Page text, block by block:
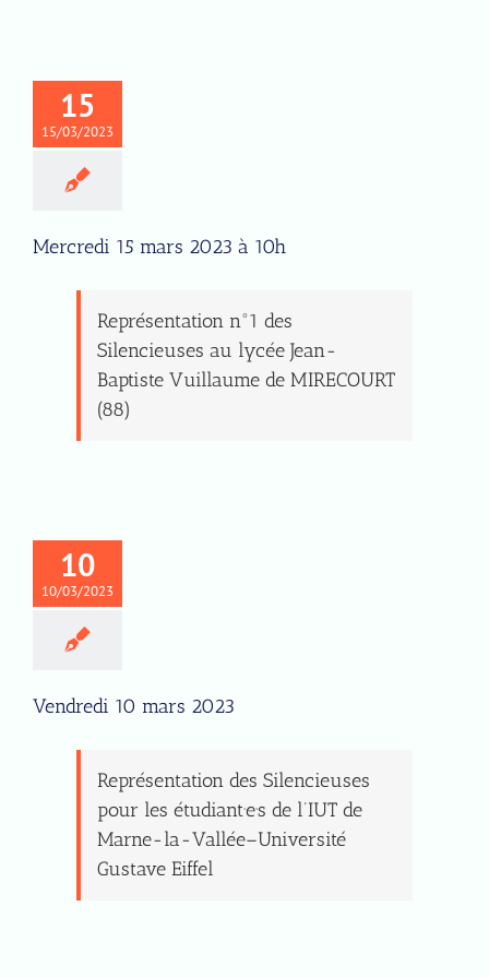
15
15/03/2023
Mercredi 15 mars 2023 à 10h
Représentation n°1 des
Silencieuses au lycée Jean-
Baptiste Vuillaume de MIRECOURT
(88)
10
10/03/2023
Vendredi 10 mars 2023
Représentation des Silencieuses
pour les étudiant·e·s de l’IUT de
Marne-la-Vallée–Université
Gustave Eiffel